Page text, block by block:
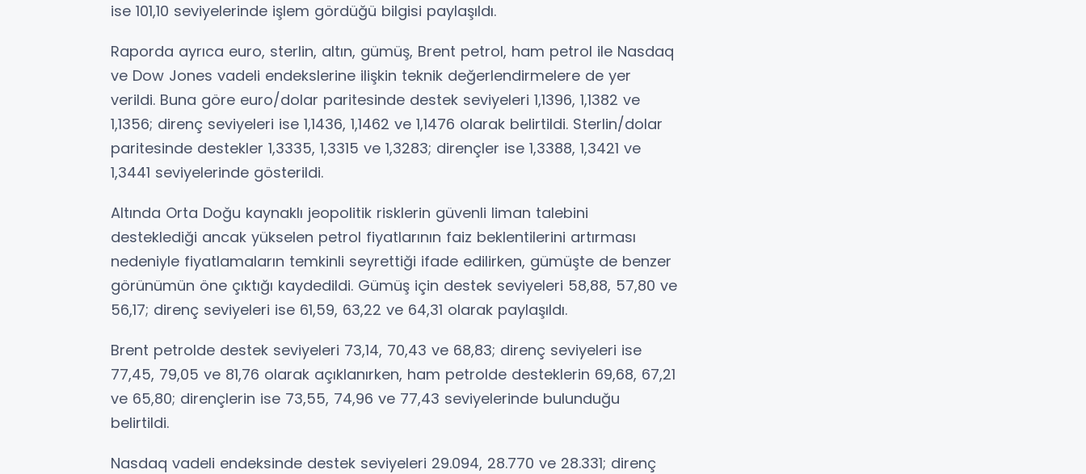
ise 101,10 seviyelerinde işlem gördüğü bilgisi paylaşıldı.
Raporda ayrıca euro, sterlin, altın, gümüş, Brent petrol, ham petrol ile Nasdaq
ve Dow Jones vadeli endekslerine ilişkin teknik değerlendirmelere de yer
verildi. Buna göre euro/dolar paritesinde destek seviyeleri 1,1396, 1,1382 ve
1,1356; direnç seviyeleri ise 1,1436, 1,1462 ve 1,1476 olarak belirtildi. Sterlin/dolar
paritesinde destekler 1,3335, 1,3315 ve 1,3283; dirençler ise 1,3388, 1,3421 ve
1,3441 seviyelerinde gösterildi.
Altında Orta Doğu kaynaklı jeopolitik risklerin güvenli liman talebini
desteklediği ancak yükselen petrol fiyatlarının faiz beklentilerini artırması
nedeniyle fiyatlamaların temkinli seyrettiği ifade edilirken, gümüşte de benzer
görünümün öne çıktığı kaydedildi. Gümüş için destek seviyeleri 58,88, 57,80 ve
56,17; direnç seviyeleri ise 61,59, 63,22 ve 64,31 olarak paylaşıldı.
Brent petrolde destek seviyeleri 73,14, 70,43 ve 68,83; direnç seviyeleri ise
77,45, 79,05 ve 81,76 olarak açıklanırken, ham petrolde desteklerin 69,68, 67,21
ve 65,80; dirençlerin ise 73,55, 74,96 ve 77,43 seviyelerinde bulunduğu
belirtildi.
Nasdaq vadeli endeksinde destek seviyeleri 29.094, 28.770 ve 28.331; direnç